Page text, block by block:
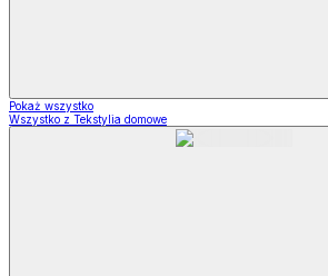
Pokaż wszystko
Wszystko z Tekstylia domowe